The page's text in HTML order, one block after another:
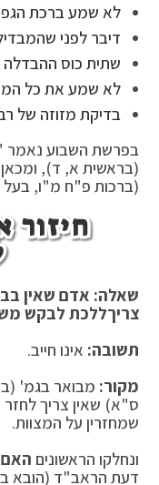
לא שמע ברכת
דיבר לפני
שתית כוס
לא שמע את כל
בדיקת מזוזה של
בפרשת השבוע נאמר
(בראשית א, ד),
(ברכות פ"ח מ"ו,
חיזור
שאלה: אדם שאין
צריךללכת לבקש
תשובה: אינו חייב.
מקור: מבואר בגמ'
ס"א) שאין צריך
שמחזרין על המצוות.
ונחלקו הראשונים האם
דעת הראב"ד (הובא